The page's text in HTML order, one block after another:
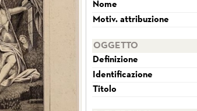
Nome
Motiv. attribuzione
OGGETTO
Definizione
Identificazione
Titolo